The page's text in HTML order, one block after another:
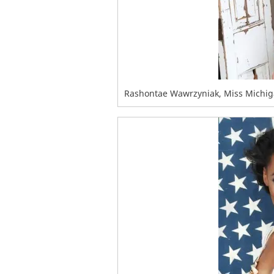
Rashontae Wawrzyniak, Miss